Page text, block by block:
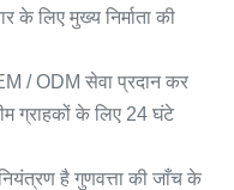
के लिए मुख्य निर्माता की
/ ODM सेवा प्रदान कर
ग्राहकों के लिए 24 घंटे
है गुणवत्ता की जाँच के